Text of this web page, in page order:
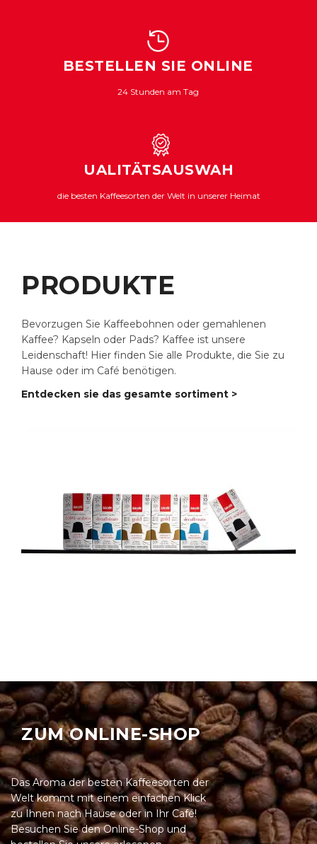
BESTELLEN SIE ONLINE
24 Stunden am Tag
UALITÄTSAUSWAH
die besten Kaffeesorten der Welt in unserer Heimat
PRODUKTE
Bevorzugen Sie Kaffeebohnen oder gemahlenen
Kaffee? Kapseln oder Pads? Kaffee ist unsere
Leidenschaft! Hier finden Sie alle Produkte, die Sie zu
Hause oder im Café benötigen.
Entdecken sie das gesamte sortiment >
ZUM ONLINE-SHOP
Das Aroma der besten Kaffeesorten der
Welt kommt mit einem einfachen Klick
zu Ihnen nach Hause oder in Ihr Café!
Besuchen Sie den Online-Shop und